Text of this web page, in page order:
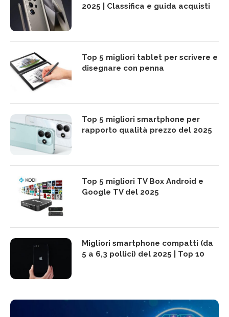
2025 | Classifica e guida acquisti
Top 5 migliori tablet per scrivere e
disegnare con penna
Top 5 migliori smartphone per
rapporto qualità prezzo del 2025
Top 5 migliori TV Box Android e
Google TV del 2025
Migliori smartphone compatti (da
5 a 6,3 pollici) del 2025 | Top 10